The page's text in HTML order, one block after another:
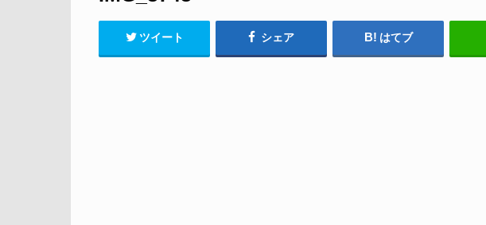
ツイート シェア はてブ